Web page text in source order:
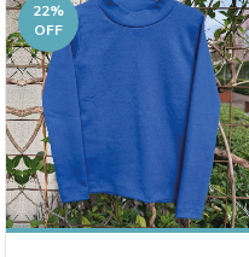
22%
OFF